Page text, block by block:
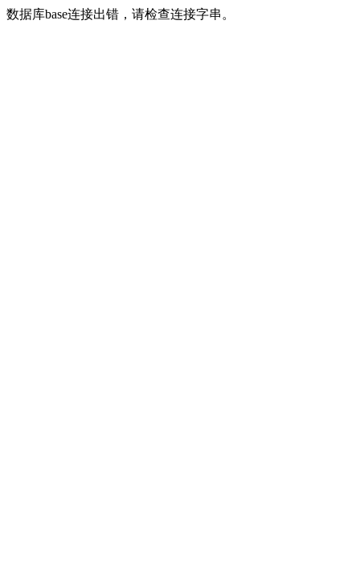
数据库base连接出错，请检查连接字串。